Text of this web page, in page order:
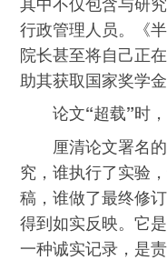
行政管理人员。《
院长甚至将自己正
助其获取国家奖学金
论文“超载”时
厘清论文署名的
究，谁执行了实验
稿，谁做了最终修
得到如实反映。它
一种诚实记录，是